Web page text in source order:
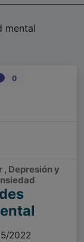
mental
0
, Depresión y
2022